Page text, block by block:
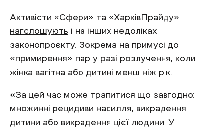
Активісти «Сфери» та «ХарківПрайду»
наголошують і на інших недоліках
законопроєкту. Зокрема на примусі до
«примирення» пар у разі розлучення, коли
жінка вагітна або дитині менш ніж рік.
«За цей час може трапитися що завгодно:
множинні рецидиви насилля, викрадення
дитини або викрадення цієї людини. У